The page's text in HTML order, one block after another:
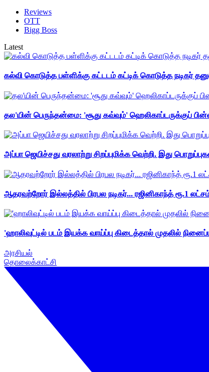
Reviews
OTT
Bigg Boss
Latest
கல்வி கொடுத்த பள்ளிக்கு கட்டடம் கட்டிக் கொடுத்த நடிகர்
தல'யின் பெருந்தன்மை: 'சூது கவ்வும்' ஹெலிகாப்டருக்குப்
அப்பா ஜெயிச்சது வரலாற்று சிறப்புமிக்க வெற்றி. இது
ஆதரவற்றோர் இல்லத்தில் பிரபல நடிகர்... ரஜினிகாந்த் ரூ.1 லட்சம்
'ஹாலிவுட்டில் படம் இயக்க வாய்ப்பு கிடைத்தால் முதலில்
அரசியல்
தொலைக்காட்சி